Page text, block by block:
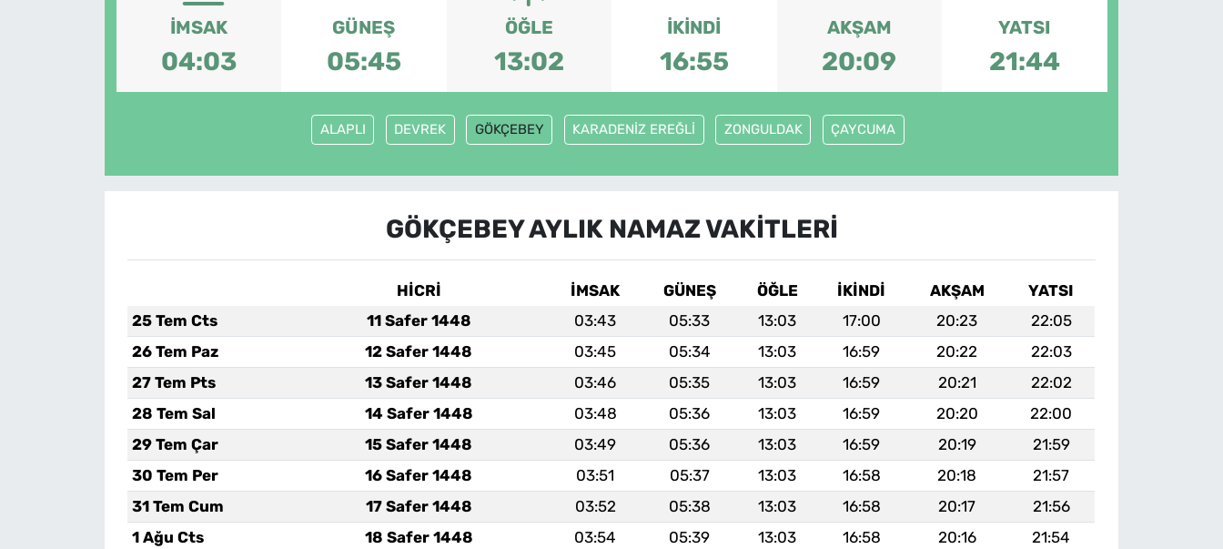
İMSAK
04:03
GÜNEŞ
05:45
ÖĞLE
13:02
İKINDI
16:55
AKŞAM
20:09
YATSI
21:44
ALAPLI DEVREK GÖKÇEBEY KARADENİZ EREĞLİ ZONGULDAK ÇAYCUMA
GÖKÇEBEY AYLIK NAMAZ VAKITLERI
HİCRİ İMSAK GÜNEŞ ÖĞLE İKINDI AKŞAM
YATSI
25 Tem Cts
11 Safer 1448 03:43 05:33 13:03 17:00 20:23
22:05
26 Tem Paz
12 Safer 1448 03:45 05:34 13:03 16:59 20:22
22:03
27 Tem Pts
13 Safer 1448 03:46 05:35 13:03 16:59 20:21
22:02
28 Tem Sal
14 Safer 1448 03:48 05:36 13:03 16:59 20:20
22:00
29 Tem Çar
15 Safer 1448 03:49 05:36 13:03 16:59 20:19
21:59
30 Tem Per
16 Safer 1448 03:51 05:37 13:03 16:58 20:18
21:57
31 Tem Cum
17 Safer 1448 03:52 05:38 13:03 16:58 20:17
21:56
1 Ağu Cts
18 Safer 1448 03:54 05:39 13:03 16:58 20:16
21:54